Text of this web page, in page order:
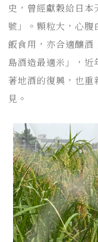
史，曾經獻穀給日
號」。顆粒大，心腹
飯食用，亦合適釀
島酒造最適米」，
著地酒的復興，也
見。